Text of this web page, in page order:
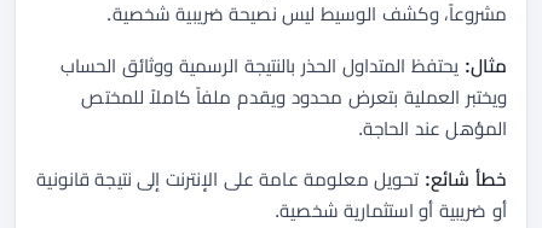
مشروعاً، وكشف الوسيط ليس نصيحة ضريبية شخصية.
مثال: يحتفظ المتداول الحذر بالنتيجة الرسمية ووثائق الحساب
ويختبر العملية بتعرض محدود ويقدم ملفاً كاملاً للمختص
المؤهل عند الحاجة.
خطأ شائع: تحويل معلومة عامة على الإنترنت إلى نتيجة قانونية
أو ضريبية أو استثمارية شخصية.